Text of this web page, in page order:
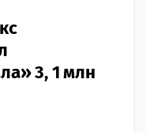
3, 1 млн